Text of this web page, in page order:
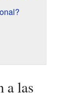
a las